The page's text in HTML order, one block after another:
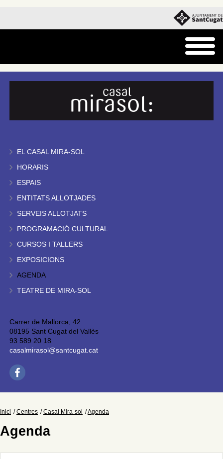
EL CASAL MIRA-SOL
HORARIS
ESPAIS
ENTITATS ALLOTJADES
SERVEIS ALLOTJATS
PROGRAMACIÓ CULTURAL
CURSOS I TALLERS
EXPOSICIONS
AGENDA
TEATRE DE MIRA-SOL
Carrer de Mallorca, 42
08195 Sant Cugat del Vallès
93 589 20 18
casalmirasol@santcugat.cat
Inici Centres Casal Mira-sol Agenda
Agenda